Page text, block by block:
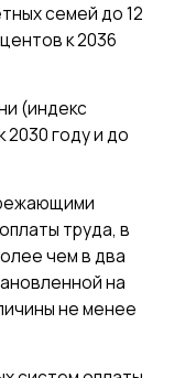
семей до 12
к 2036
(индекс
году и до
труда, в
чем в два
на
не менее